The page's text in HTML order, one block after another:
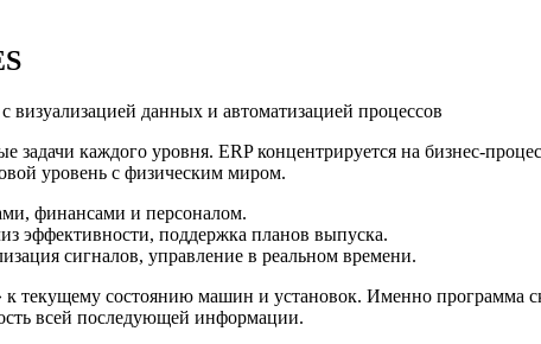
каждого уровня. ERP концентрируется на бизнес-
уровень с физическим миром.
финансами и персоналом.
эффективности, поддержка планов выпуска.
сигналов, управление в реальном времени.
текущему состоянию машин и установок. Именно программа
всей последующей информации.